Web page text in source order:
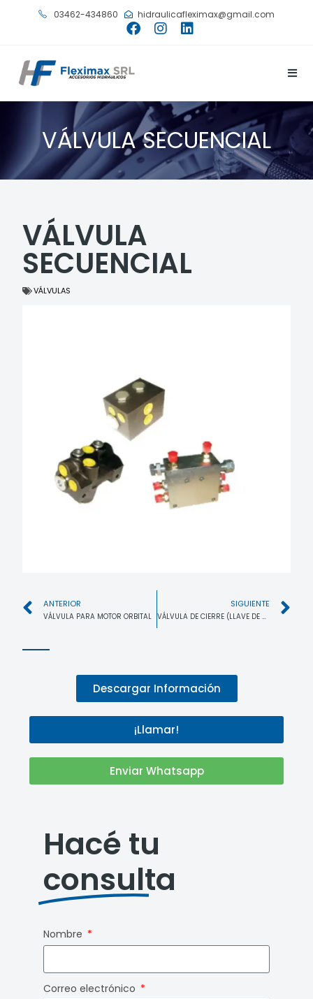
03462-434860 hidraulicafleximax@gmail.com
VÁLVULA SECUENCIAL
VÁLVULA
SECUENCIAL
VÁLVULAS
ANTERIOR
VÁLVULA PARA MOTOR ORBITAL
SIGUIENTE
VÁLVULA DE CIERRE (LLAVE DE PASO)
Descargar Información
¡Llamar!
Enviar Whatsapp
Hacé tu
consulta
Nombre
Correo electrónico